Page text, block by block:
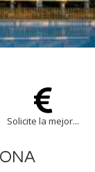
Solicite la mejor...